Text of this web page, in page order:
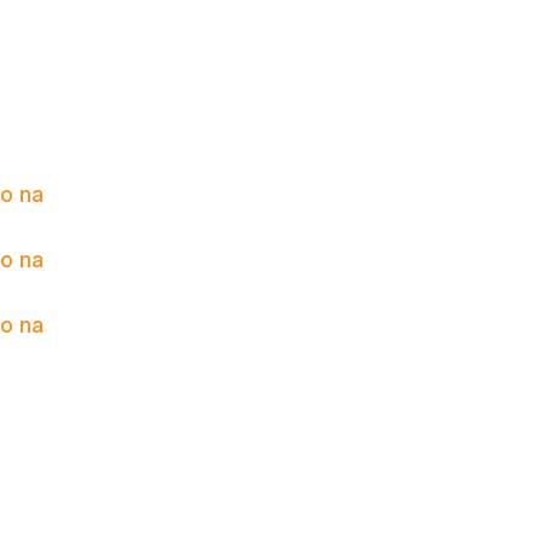
na
na
na